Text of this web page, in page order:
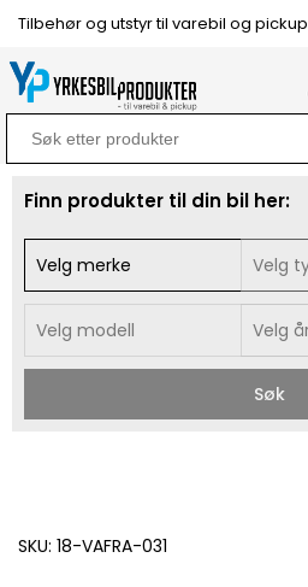
Tilbehør og utstyr til varebil og pickup
Search
for:
Finn produkter til din bil her:
Søk
SKU: 18-VAFRA-031